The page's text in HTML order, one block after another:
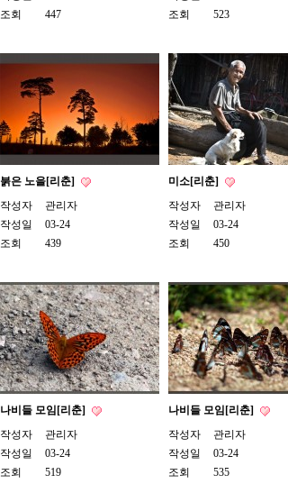
조회
447
조회
523
붉은 노을[리춘]
작성자
관리자
작성일
03-24
조회
439
미소[리춘]
작성자
관리자
작성일
03-24
조회
450
나비들 모임[리춘]
작성자
관리자
작성일
03-24
조회
519
나비들 모임[리춘]
작성자
관리자
작성일
03-24
조회
535